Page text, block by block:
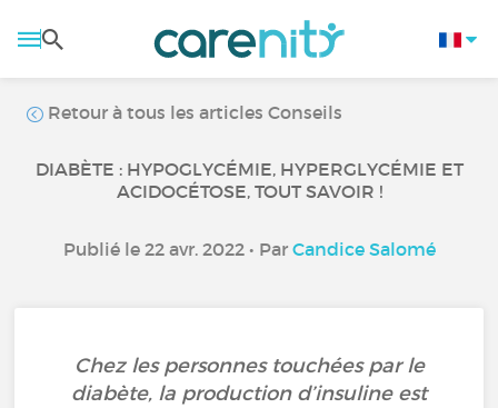
Retour à tous les articles Conseils
DIABÈTE : HYPOGLYCÉMIE, HYPERGLYCÉMIE ET
ACIDOCÉTOSE, TOUT SAVOIR !
Publié le 22 avr. 2022 • Par Candice Salomé
Chez les personnes touchées par le
diabète, la production d’insuline est